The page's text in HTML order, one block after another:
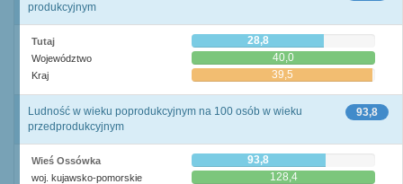
produkcyjnym
Tutaj 28,8
Województwo 40,0
Kraj 39,5
93,8
Ludność w wieku poprodukcyjnym na 100 osób w wieku
przedprodukcyjnym
Wieś Ossówka 93,8
woj. kujawsko-pomorskie 128,4